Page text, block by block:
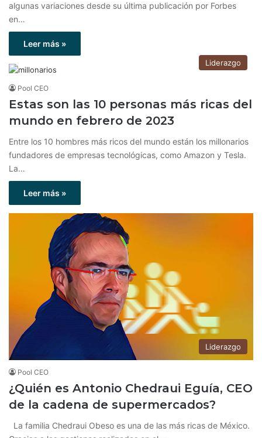
algunas variaciones desde su última publicación por Forbes
en…
Leer más »
Liderazgo
Pool CEO
Estas son las 10 personas más ricas del
mundo en febrero de 2023
Entre los 10 hombres más ricos del mundo están los millonarios
fundadores de empresas tecnológicas, como Amazon y Tesla.
La…
Leer más »
Liderazgo
Pool CEO
¿Quién es Antonio Chedraui Eguía, CEO
de la cadena de supermercados?
La familia Chedraui Obeso es una de las más ricas de México.